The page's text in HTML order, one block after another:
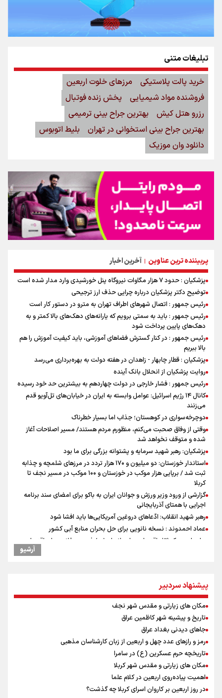
پربیننده ترین عناوین | آخرین اخبار
پزشکیان : حدود ۷ هزار مگاوات نیروگاه پنل خورشیدی وارد مدار شده است
توضیح دکتر پزشکیان درباره چرایی حذف ارز ترجیحی
رئیس جمهور : اتصال شهرهای اطراف تهران به مترو در دستور کار است
رئیس جمهور : باید به سمتی برویم که یارانه‌های دهک‌های بالا کمتر و به
دهک‌های پایین پرداخت شود
رئیس جمهور : در کنار گسترش فضاهای آموزشی، باید کیفیت آموزش را هم
بالا ببریم
پزشکیان : قطار چابهار - زاهدان در هفته دولت به بهره‌برداری می‌رسد
روایت پزشکیان از انحلال بانک آینده
رئیس جمهور : فشار خارجی در دولت چهاردهم به بیشترین حد خود رسیده
کانال ۱۴ رژیم اسرائیل: عوامل وابسته به ایران در خیابان‌های تل‌آویو قدم
می‌زنند
دوچرخه‌سواری در کوهستان؛ جذاب اما بسیار خطرناک
وقتی از وفاق صحبت می‌کنم، منظورم مردم هستند/ مسیر اصلاحات آغاز
شده و متوقف نخواهد شد
پزشکیان: رهبر شهید سرمایه و پشتوانه بزرگی برای ما بود
استاندار خوزستان: دو میلیون و ۱۷۰ هزار تردد در مرزهای شلمچه و چذابه
ثبت شد / برپایی هزار موکب در خوزستان و ۱۰۰ موکب در مسیر نجف تا
کربلا
گزارشی از ورود وزیر ورزش و جوانان ایران به باکو برای امضای سند برنامه
اجرایی با همتای آذربایجانی
رهبر شهید انقلاب: ادّعاهای دروغین آمریکایی‌ها باید افشا شود
عماد احمدوند : نسخه نانویی برای حل بحران منابع آبی کشور
جابجایی مرکز ثقل اقتصاد جهان انجام شد/ فرصت طلایی برای اقتصاد
تمرین تئاتر واگن ۱۵۰
کانادا دو مظنون تیراندازی در نزدیکی کنسولگری آمریکا را بازداشت کرد
توافق دنیامالی و همتای آذربایجانی برای گسترش همکاری‌های ورزش و
جوانان ایران و جمهوری آذربایجان/ امضای سند همکاری سه‌ساله فصل
تازه‌ای در روابط ورزشی دو کشور
نصیری: امیدوارم با خوشرنگ‌ترین مدال‌ها به ایران برگردیم/ حضور شهاب
حسینی در اردو به تیم انگیزه می‌دهد/ امیدوارم پرسپولیس فصل موفقی
داشته باشد
افزایش تعداد قربانیان تیراندازی در مدرسه تایلندی
دانیال شه‌بخش: اردوی ازبکستان کیفیت فنی تیم ملی را بالا برد/ برای
مدال ناگویا باید قهرمانان جهان و المپیک را شکست دهیم
آرشیو
پیشنهاد سردبیر
مکان های زیارتی و مقدس شهر نجف
تاریخ و پیشینه شهر کاظمین عراق
جاهای دیدنی بغداد عراق
رمز و رازهای عدد چهل و اربعین از زبان کارشناسان مذهبی
تاریخچه حرم عسکرین (ع) در سامرا
مکان های زیارتی و مقدس شهر کربلا
اهمیت پیاده‌روی اربعین در کلام علما
در روز اربعین بر کاروان اسرای کربلا چه گذشت؟
تبلیغات متنی
خرید پالت پلاستیکی
مرزهای خلوت اربعین
فروشنده مواد شیمیایی
پخش زنده فوتبال
رزرو هتل کیش
بهترین جراح بینی ترمیمی
بهترین جراح بینی استخوانی در تهران
بلیط اتوبوس
دانلود وان موزیک